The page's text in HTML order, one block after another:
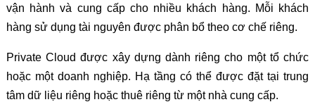
vận hành và cung cấp cho nhiều khách hàng. Mỗi khách
hàng sử dụng tài nguyên được phân bổ theo cơ chế riêng.
Private Cloud được xây dựng dành riêng cho một tổ chức
hoặc một doanh nghiệp. Hạ tầng có thể được đặt tại trung
tâm dữ liệu riêng hoặc thuê riêng từ một nhà cung cấp.